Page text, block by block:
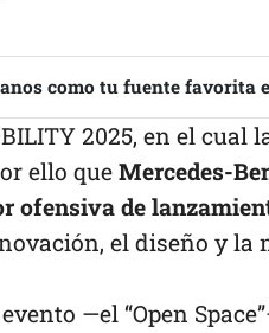
como tu fuente favorita
2025, en el
ello que Mercedes-
ofensiva de
el diseño y
—el “Open